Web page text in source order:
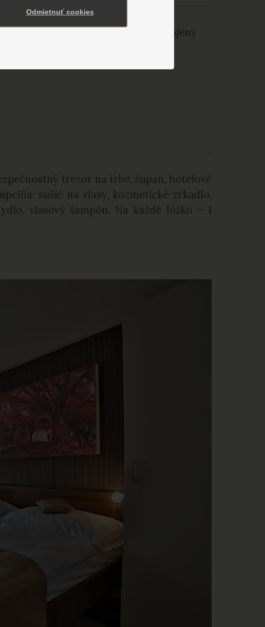
a 5 apartmánov. Je prepojený
Spa a s kúpeľným domom -
trezor na izbe, župan, hotelové
sušič na vlasy, kozmetické zrkadlo,
vlasový šampón. Na každé lôžko – 1
Odmietnuť cookies